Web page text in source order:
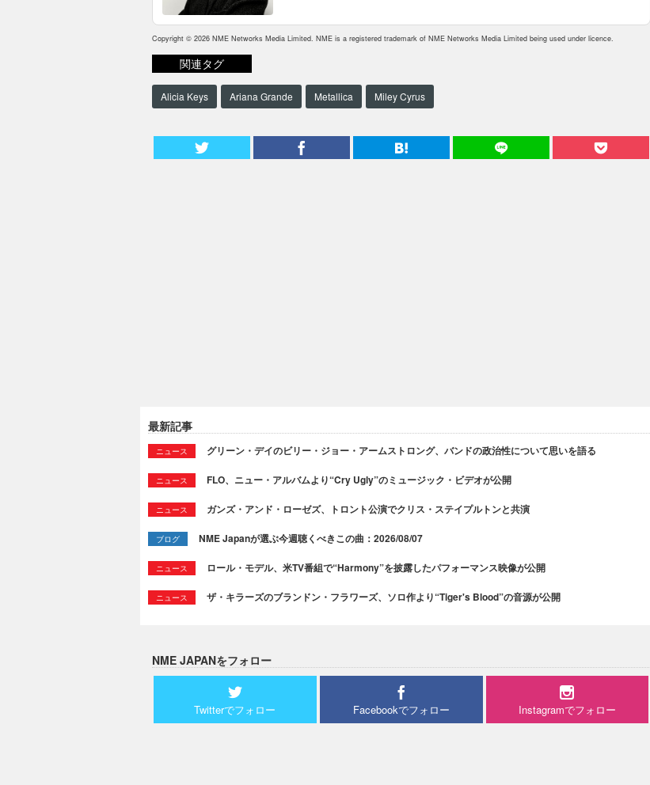
Copyright © 2026 NME Networks Media Limited. NME is a registered trademark of NME Networks Media Limited being used under licence.
関連タグ
Alicia Keys Ariana Grande Metallica Miley Cyrus
最新記事
ニュース グリーン・デイのビリー・ジョー・アームストロング、バンドの政治性について思いを語る
ニュース FLO、ニュー・アルバムより“Cry Ugly”のミュージック・ビデオが公開
ニュース ガンズ・アンド・ローゼズ、トロント公演でクリス・ステイプルトンと共演
ブログ NME Japanが選ぶ今週聴くべきこの曲：2026/08/07
ニュース ロール・モデル、米TV番組で“Harmony”を披露したパフォーマンス映像が公開
ニュース ザ・キラーズのブランドン・フラワーズ、ソロ作より“Tiger's Blood”の音源が公開
NME JAPANをフォロー
Twitterでフォロー Facebookでフォロー Instagramでフォロー